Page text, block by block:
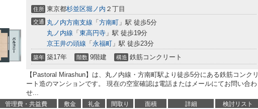
住所 東京都杉並区堀ノ内 ２丁目
交通 丸ノ内方南支線 「 方南町 」駅 徒歩5分
丸ノ内線 「 東高円寺 」駅 徒歩19分
京王井の頭線 「 永福町 」駅 徒歩23分
築年 築17年 階数 9階建 構造 鉄筋コンクリート
【Pastoral Mirashun】は、丸ノ内線・方南町駅より徒歩5分にある鉄筋コンクリ
ート造のマンションです。 現在の空室確認は電話またはメールにてお問い合わ
せ...
管理費・共益費 敷金 礼金 間取り 面積 詳細
検討リスト